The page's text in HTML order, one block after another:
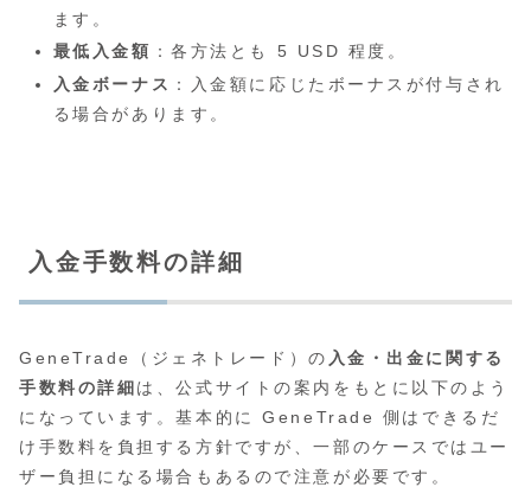
ます。
最低入金額 ：各方法とも 5 USD 程度。
入金ボーナス ：入金額に応じたボーナスが付与され
る場合があります。
入金手数料の詳細
GeneTrade（ジェネトレード）の 入金・出金に関する
手数料の詳細は、公式サイトの案内をもとに以下のよう
になっています。基本的に GeneTrade 側はできるだ
け手数料を負担する方針ですが、一部のケースではユー
ザー負担になる場合もあるので注意が必要です。